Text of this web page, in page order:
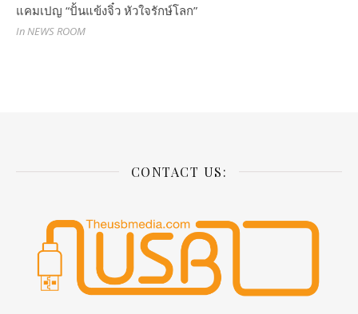
แคมเปญ “ปั้นแข้งจิ๋ว หัวใจรักษ์โลก”
In NEWS ROOM
CONTACT US: